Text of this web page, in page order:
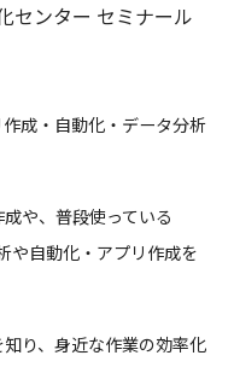
センター セミナール
成・自動化・データ分析
や、普段使っている
や自動化・アプリ作成を
り、身近な作業の効率化